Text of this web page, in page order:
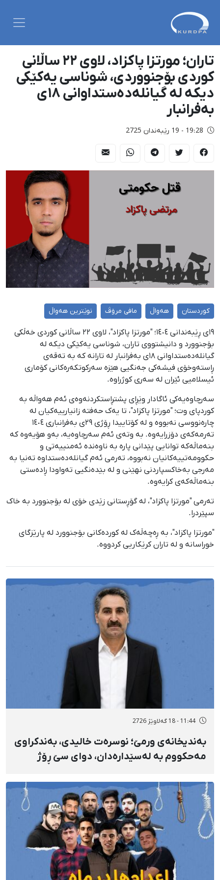
تاران؛ مورتزا پاکزاد، لاوی ٢٢ ساڵانی
کوردی بۆجنووردی، شوناسی یەکێکی
دیکە لە گیانلەدەستداوانی ١٨ی
بەفرانبار
19:28 - 19 رێبەندان 2725
کوردستان هەواڵ مافی مرۆڤ نوێترین هەواڵ
١٩ی ڕێبەندانی ١٤٠٤؛ "مورتزا پاکزاد"، لاوی ٢٢ ساڵانی کوردی خەڵکی
بۆجنوورد و دانیشتووی تاران، شوناسی یەکێکی دیکە لە
گیانلەدەستداوانی ١٨ی بەفرانبار لە تارانە کە بە تەقەی
ڕاستەوخۆی فیشەکی جەنگیی هێزە سەرکوتکەرەکانی کۆماری
ئیسلامیی ئێران لە سەری کوژراوە.
سەرچاوەیەکی ئاگادار وێڕای پشتڕاستکردنەوەی ئەم هەواڵە بە
کوردپای وت؛ "مورتزا پاکزاد"، تا یەک حەفتە زانیارییەکیان لە
چارەنووسی نەبووە و لە کۆتاییدا ڕۆژی ٢٩ی بەفرانباری ١٤٠٤
تەرمەکەی دۆزرایەوە. بە وتەی ئەم سەرچاوەیە، بەو هۆیەوە کە
بنەماڵەکە توانایی پێدانی پارە بە ناوەندە ئەمنییەتی و
حکوومەتییەکانیان نەبووە، تەرمی ئەم گیانلەدەستداوە تەنیا بە
مەرجی بەخاکسپاردنی نهێنی و لە بێدەنگیی تەواودا ڕادەستی
بنەماڵەکەی کرایەوە.
تەرمی "مورتزا پاکزاد"، لە گۆڕستانی زێدی خۆی لە بۆجنوورد بە خاک
سپێردرا.
"مورتزا پاکزاد"، بە ڕەچەڵەک لە کوردەکانی بۆجنوورد لە پارێزگای
خوراسانە و لە تاران کرێکاریی کردووە.
11:44 - 18 گەلاوێژ 2726
بەندیخانەی ورمێ؛ نوسرەت خالیدی، بەندکراوی
مەحکووم بە لەسێدارەدان، دوای سێ ڕۆژ
نەخۆشخانە گیانی لەدەست دا